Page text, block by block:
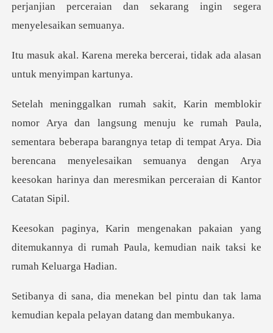
perjanjian perceraian dan seka
ka bercerai, tidak ada alas
h Paula,
sementara beberapa barangnya tetap di tempat Arya. Dia
berencana menyelesaikan
n yang
ditemukannya di rumah Paula, kemud
l pintu dan tak lama
kemudian kep